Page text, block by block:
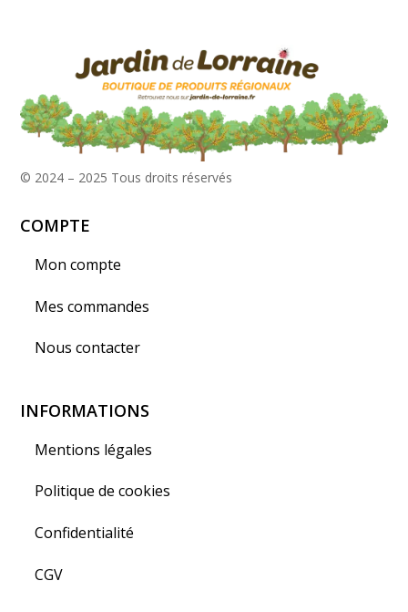
© 2024 – 2025 Tous droits réservés
COMPTE
Mon compte
Mes commandes
Nous contacter
INFORMATIONS
Mentions légales
Politique de cookies
Confidentialité
CGV